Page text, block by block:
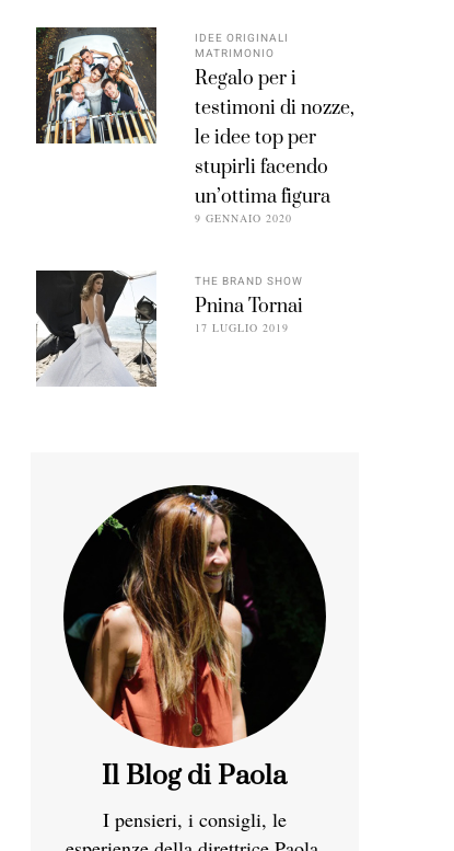
IDEE ORIGINALI
MATRIMONIO
Regalo per i
testimoni di nozze,
le idee top per
stupirli facendo
un’ottima figura
9 GENNAIO 2020
THE BRAND SHOW
Pnina Tornai
17 LUGLIO 2019
Il Blog di Paola
I pensieri, i consigli, le